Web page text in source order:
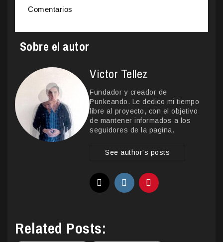
Comentarios
Sobre el autor
Victor Tellez
Fundador y creador de
Punkeando. Le dedico mi tiempo
libre al proyecto, con el objetivo
de mantener informados a los
seguidores de la pagina.
See author's posts
Related Posts: